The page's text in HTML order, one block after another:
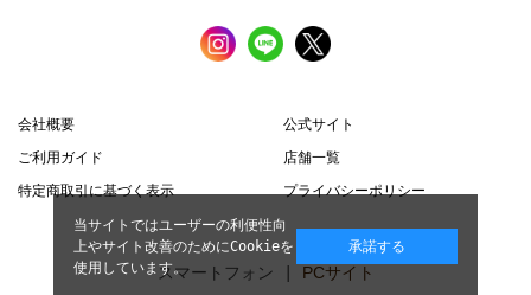
会社概要
公式サイト
ご利用ガイド
店舗一覧
特定商取引に基づく表示
プライバシーポリシー
スマートフォン | PCサイト
当サイトではユーザーの利便性向
上やサイト改善のためにCookieを
使用しています。
承諾する